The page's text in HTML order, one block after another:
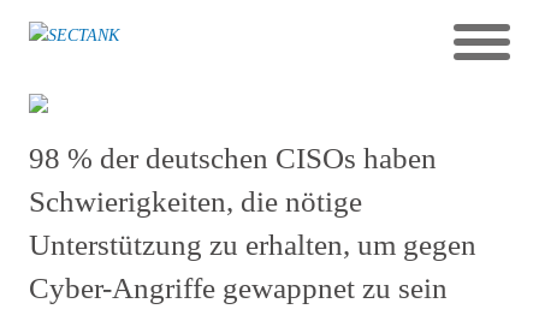
98 % der deutschen CISOs haben
Schwierigkeiten, die nötige
Unterstützung zu erhalten, um gegen
Cyber-Angriffe gewappnet zu sein